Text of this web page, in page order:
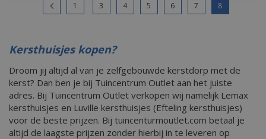
1 3 4 5 6 7 8
Kersthuisjes kopen?
Droom jij altijd al van je zelfgebouwde kerstdorp met de
kerst? Dan ben je bij Tuincentrum Outlet aan het juiste
adres. Bij Tuincentrum Outlet verkopen wij namelijk Lemax
kersthuisjes en Luville kersthuisjes (Efteling kersthuisjes)
voor de beste prijzen. Bij tuincenturmoutlet.com betaal je
altijd de laagste prijzen zonder hierbij in te leveren op